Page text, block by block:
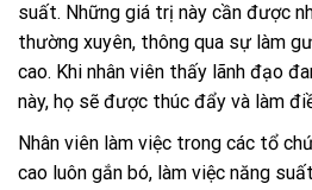
suất. Những giá trị này cần được
thường xuyên, thông qua sự làm
cao. Khi nhân viên thấy lãnh đạo
này, họ sẽ được thúc đẩy và làm
Nhân viên làm việc trong các tổ
cao luôn gắn bó, làm việc năng